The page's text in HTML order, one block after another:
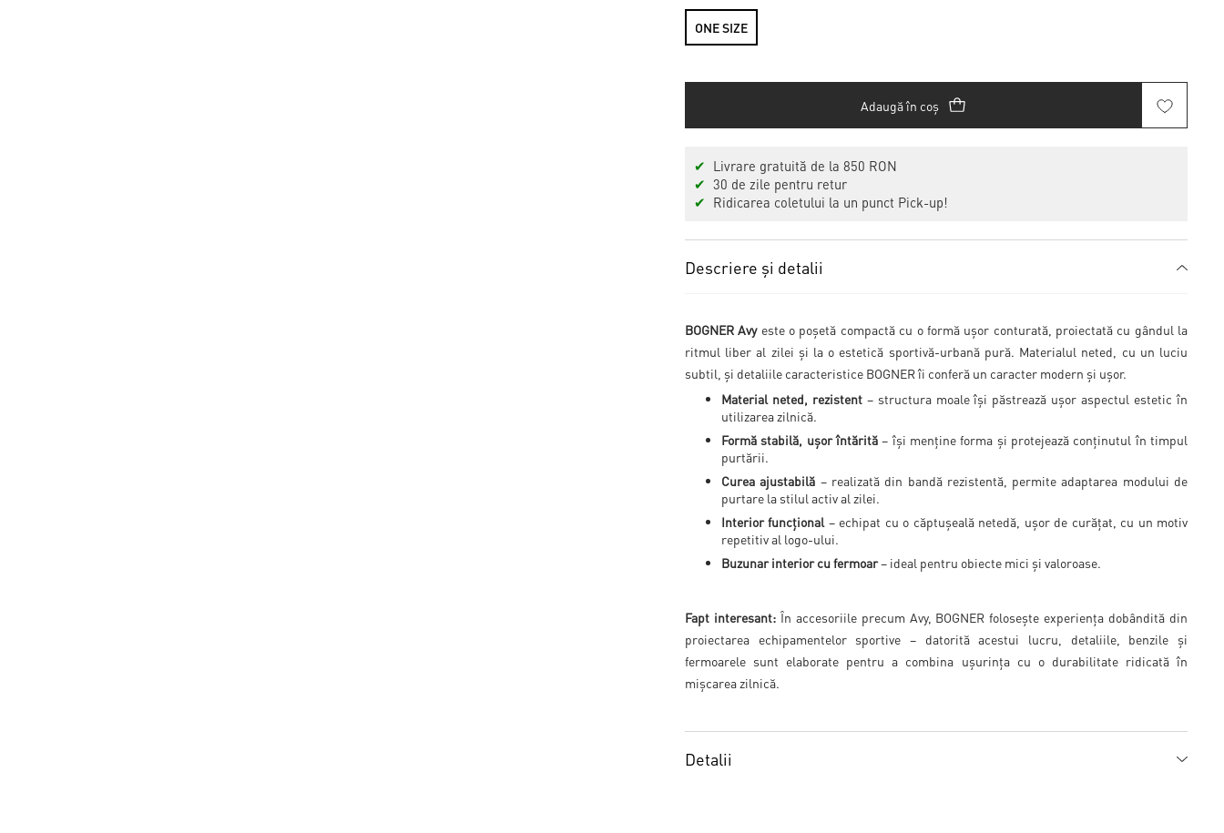
ONE SIZE
Adaugă în coș
✔
Livrare gratuită de la 850 RON
✔ 30 de zile pentru retur
✔
Ridicarea coletului la un punct Pick-up!
Descriere și detalii
BOGNER Avyeste o poșetă compactă cu o formă ușor conturată, proiectată cu gândul la
ritmul liber al zilei și la o estetică sportivă-urbană pură. Materialul neted, cu un luciu
subtil, și detaliile caracteristice BOGNER îi conferă un caracter modern și ușor.
Material neted, rezistent– structura moale își păstrează ușor aspectul estetic în
utilizarea zilnică.
Formă stabilă, ușor întărită – își menține forma și protejează conținutul în timpul
purtării.
Curea ajustabilă – realizată din bandă rezistentă, permite adaptarea modului de
purtare la stilul activ al zilei.
Interior funcțional– echipat cu o căptușeală netedă, ușor de curățat, cu un motiv
repetitiv al logo-ului.
Buzunar interior cu fermoar– ideal pentru obiecte mici și valoroase.
Fapt interesant:În accesoriile precum Avy, BOGNER folosește experiența dobândită din
proiectarea echipamentelor sportive – datorită acestui lucru, detaliile, benzile și
fermoarele sunt elaborate pentru a combina ușurința cu o durabilitate ridicată în
mișcarea zilnică.
Detalii